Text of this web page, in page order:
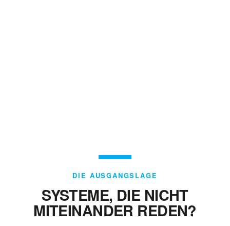
DIE AUSGANGSLAGE
SYSTEME, DIE NICHT
MITEINANDER REDEN?